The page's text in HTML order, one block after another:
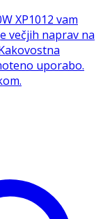
XP1012 vam
večjih naprav na
uporabo.